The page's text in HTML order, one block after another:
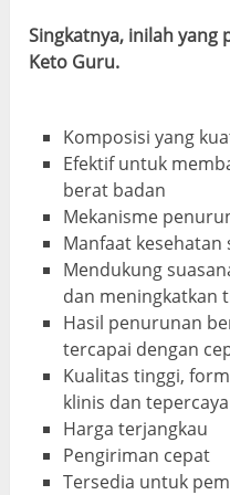
Singkatnya, inilah yang
Keto Guru.
Komposisi yang
Efektif untuk
berat badan
Mekanisme
Manfaat kesehatan
Mendukung
dan meningkatkan
Hasil penurunan
tercapai dengan
Kualitas tinggi,
klinis dan tepercaya
Harga terjangkau
Pengiriman cepat
Tersedia untuk